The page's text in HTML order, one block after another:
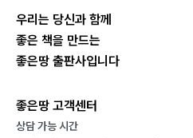
우리는 당신과 함께
좋은 책을 만드는
좋은땅 출판사입니다
좋은땅 고객센터
상담 가능 시간